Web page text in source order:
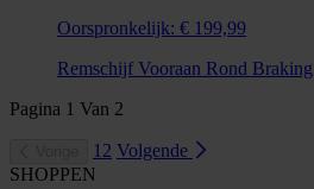
Oorspronkelijk: € 199,99
Remschijf Vooraan Rond Braking
Pagina 1 Van 2
12 Volgende
SHOPPEN